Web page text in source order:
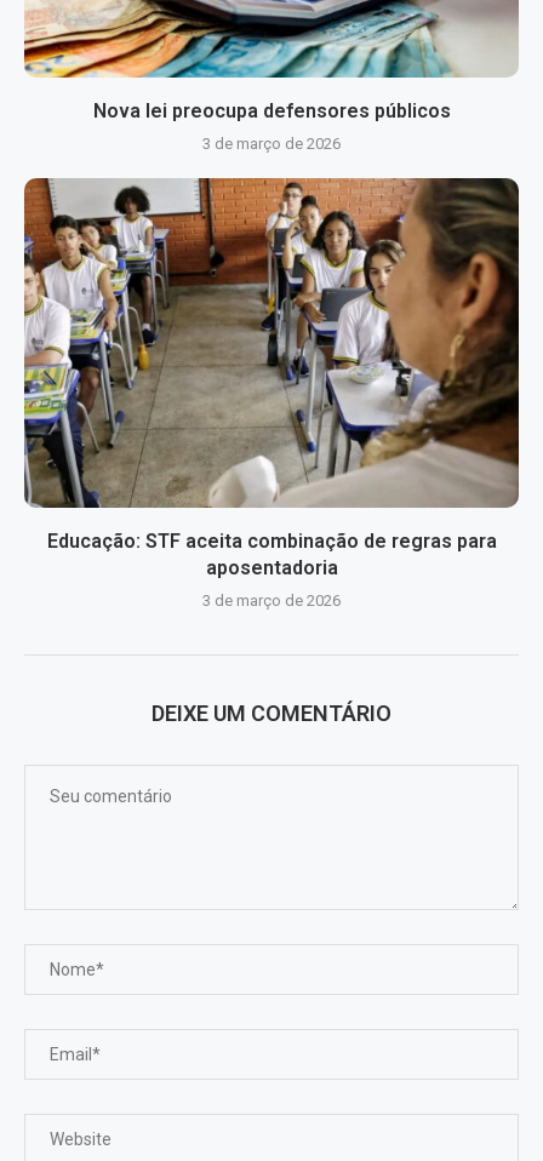
Nova lei preocupa defensores públicos
3 de março de 2026
Educação: STF aceita combinação de regras para
aposentadoria
3 de março de 2026
DEIXE UM COMENTÁRIO